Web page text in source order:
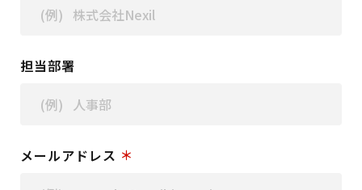
担当部署
メールアドレス